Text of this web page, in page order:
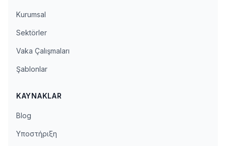
Kurumsal
Sektörler
Vaka Çalışmaları
Şablonlar
KAYNAKLAR
Blog
Υποστήριξη